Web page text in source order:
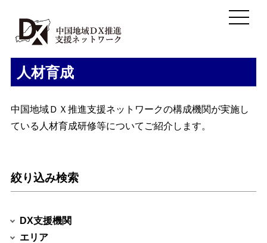
人材育成
中国地域ＤＸ推進支援ネットワークの構成機関が実施し
ている人材育成研修等についてご紹介します。
絞り込み検索
DX支援機関
エリア